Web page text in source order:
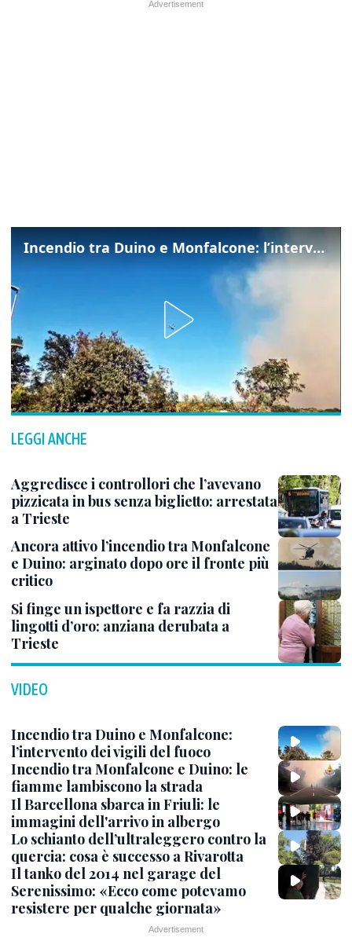
Incendio tra Duino e Monfalcone: l’intervento dei vigili del fuoco
LEGGI ANCHE
Aggredisce i controllori che l’avevano
pizzicata in bus senza biglietto: arrestata
a Trieste
Ancora attivo l’incendio tra Monfalcone
e Duino: arginato dopo ore il fronte più
critico
Si finge un ispettore e fa razzia di
lingotti d’oro: anziana derubata a
Trieste
VIDEO
Incendio tra Duino e Monfalcone:
l’intervento dei vigili del fuoco
Incendio tra Monfalcone e Duino: le
fiamme lambiscono la strada
Il Barcellona sbarca in Friuli: le
immagini dell'arrivo in albergo
Lo schianto dell’ultraleggero contro la
quercia: cosa è successo a Rivarotta
Il tanko del 2014 nel garage del
Serenissimo: «Ecco come potevamo
resistere per qualche giornata»